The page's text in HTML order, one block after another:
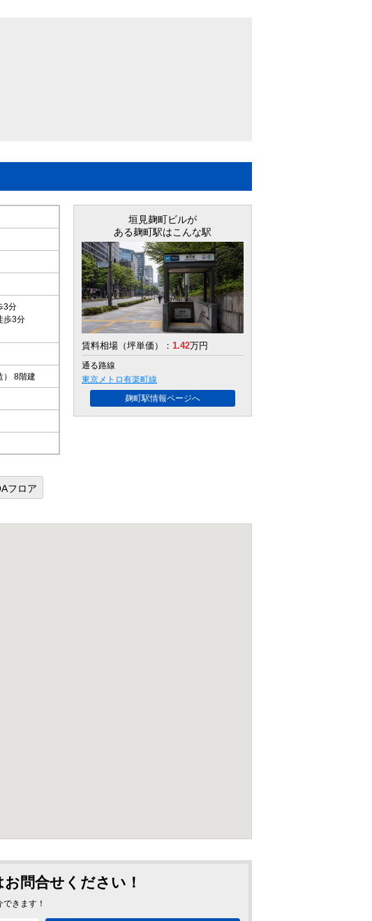
3分
歩3分
） 8階建
垣見麹町ビルが
ある麹町駅はこんな駅
賃料相場（坪単価）： 1.42万円
通る路線
東京メトロ有楽町線
麹町駅情報ページへ
フロア
問合せください！
きます！